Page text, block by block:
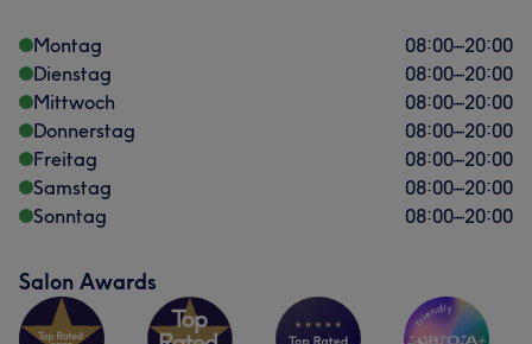
Montag 08:00–20:00
Dienstag
08:00–20:00
Mittwoch
08:00–20:00
Donnerstag
08:00–20:00
Freitag
08:00–20:00
Samstag
08:00–20:00
Sonntag
08:00–20:00
Salon Awards